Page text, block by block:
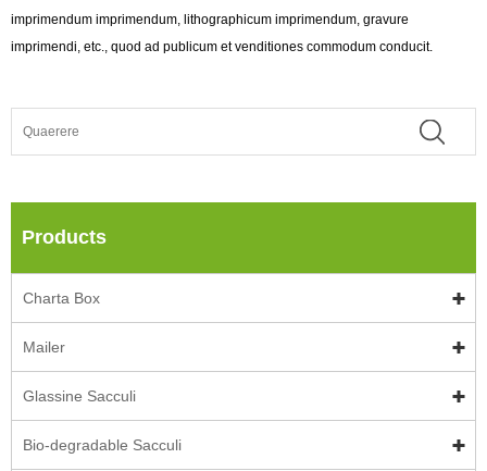
imprimendum imprimendum, lithographicum imprimendum, gravure
imprimendi, etc., quod ad publicum et venditiones commodum conducit.
Products
Charta Box
Mailer
Glassine Sacculi
Bio-degradable Sacculi